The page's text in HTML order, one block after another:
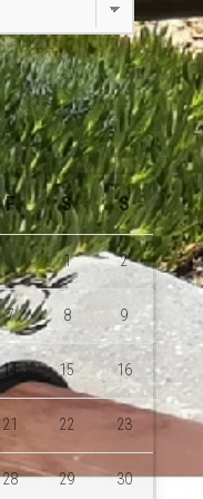
F S S
1 2
7 8 9
14 15 16
21 22 23
28 29 30